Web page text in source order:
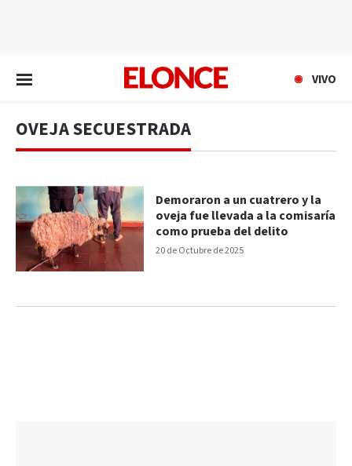
VIVO
OVEJA SECUESTRADA
20 de Octubre de 2025
Demoraron a un cuatrero y la
oveja fue llevada a la comisaría
como prueba del delito